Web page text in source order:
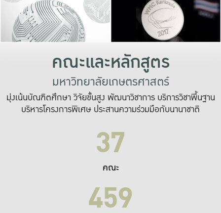
เปลี่ยนแปลง แล
เพื่อทำง
ระบบสารสนเทศ
คณะและหลักสูตร
มหาวิทยาลัยเกษตรศาสตร์
มุ่งเน้นบัณฑิตศึกษา วิจัยขั้นสูง พัฒนาวิชาการ บริการวิชาพื้นฐาน
บริหารโครงการพิเศษ ประสานความร่วมมือกับนานาชาติ
37
คณะ
459